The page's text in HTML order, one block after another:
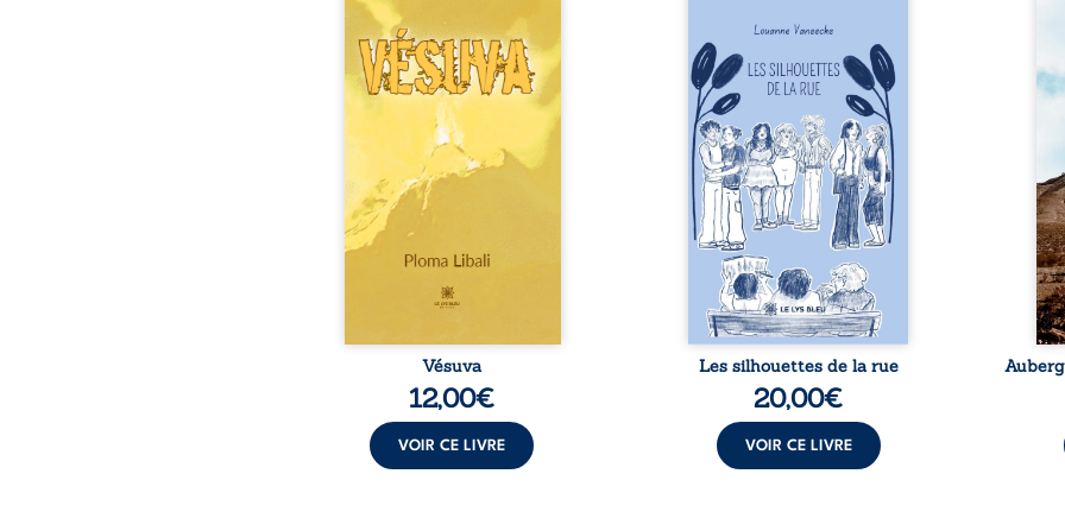
Après dix ans de formation à
Rome, les jeunes légionnaires
Hélios, Japet et Léonidas sont
mobilisés à Pompéi. Hélios,
courageux et téméraire,
obtient les faveurs du noble
sénateur Maximus Blossius,
qui le nomme protecteur de sa
famille et surtout de sa fille
unique, Ariane. Cette dernière
méprise initialement la
protection d’Hélios puis une
amitié naissante se développe
Vésuva
12,00€
VOIR CE LIVRE
donne la parole à six
personnages ordinaires,
traversés par des pensées, des
émotions et des silences qui
pourraient appartenir à
chacun de nous. À travers
leurs parcours, ce roman invite
à porter un regard différent
sur celles et ceux qui nous
entourent, à deviner ce qui se
cache derrière les apparences
et à s’ouvrir au fourmillement
sensible de notre ...
Les silhouettes de la rue
20,00€
VOIR CE LIVRE
Zi
et
sa